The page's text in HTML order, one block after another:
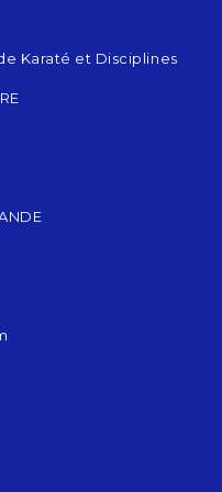
Karaté et Disciplines